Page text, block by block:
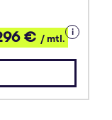
€ / mtl.
Details
zum